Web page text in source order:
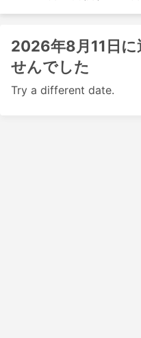
2026年8月11日に
せんでした
Try a different date.